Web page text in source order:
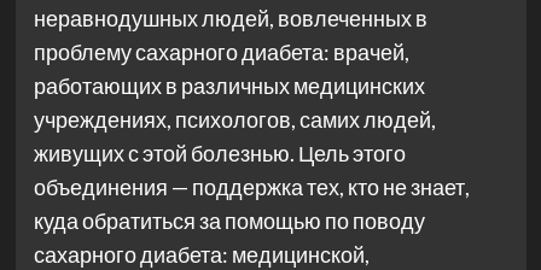
неравнодушных людей, вовлеченных в
проблему сахарного диабета: врачей,
работающих в различных медицинских
учреждениях, психологов, самих людей,
живущих с этой болезнью. Цель этого
объединения — поддержка тех, кто не знает,
куда обратиться за помощью по поводу
сахарного диабета: медицинской,